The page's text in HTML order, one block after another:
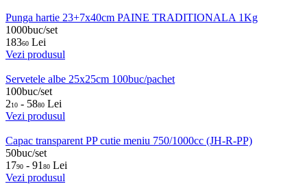
Punga hartie 23+7x40cm PAINE TRADITIONALA 1Kg
1000buc/set
18360 Lei
Vezi produsul
Servetele albe 25x25cm 100buc/pachet
100buc/set
210 - 5880 Lei
Vezi produsul
Capac transparent PP cutie meniu 750/1000cc (JH-R-PP)
50buc/set
1790 - 91 80 Lei
Vezi produsul